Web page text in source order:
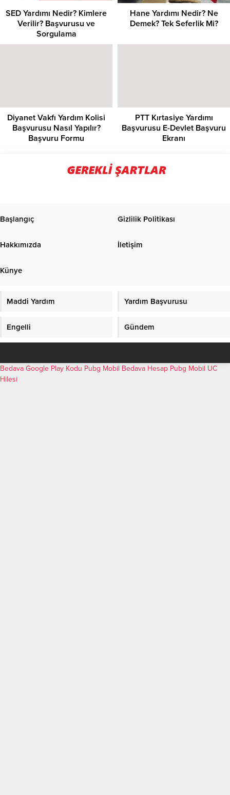
SED Yardımı Nedir? Kimlere
Verilir? Başvurusu ve
Sorgulama
Hane Yardımı Nedir? Ne
Demek? Tek Seferlik Mi?
Diyanet Vakfı Yardım Kolisi
Başvurusu Nasıl Yapılır?
Başvuru Formu
PTT Kırtasiye Yardımı
Başvurusu E-Devlet Başvuru
Ekranı
Başlangıç Gizlilik Politikası
Hakkımızda İletişim
Künye
Maddi Yardım Yardım Başvurusu
Engelli Gündem
Bedava Google Play Kodu Pubg Mobil Bedava Hesap Pubg Mobil UC
Hilesi